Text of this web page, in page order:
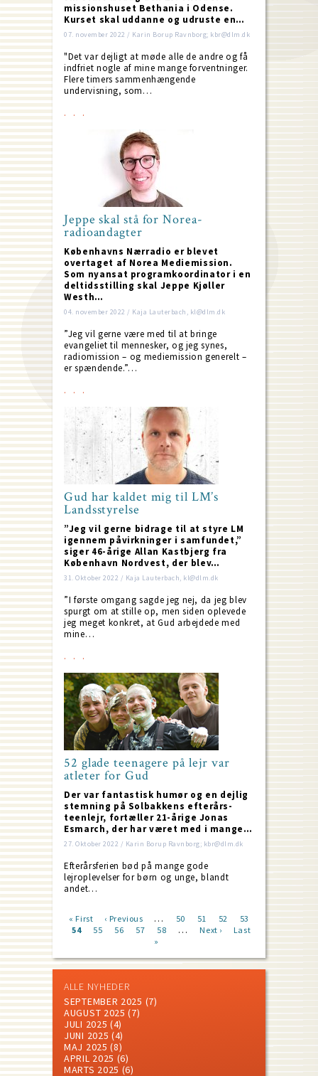
missionshuset Bethania i Odense.
Kurset skal uddanne og udruste en…
07. november 2022 / Karin Borup Ravnborg; kbr@dlm.dk
"Det var dejligt at møde alle de andre og få
indfriet nogle af mine mange forventninger.
Flere timers sammenhængende
undervisning, som…
Jeppe skal stå for Norea-
radioandagter
Københavns Nærradio er blevet
overtaget af Norea Mediemission.
Som nyansat programkoordinator i en
deltidsstilling skal Jeppe Kjøller
Westh…
04. november 2022 / Kaja Lauterbach, kl@dlm.dk
”Jeg vil gerne være med til at bringe
evangeliet til mennesker, og jeg synes,
radiomission – og mediemission generelt –
er spændende.”…
Gud har kaldet mig til LM’s
Landsstyrelse
”Jeg vil gerne bidrage til at styre LM
igennem påvirkninger i samfundet,”
siger 46-årige Allan Kastbjerg fra
København Nordvest, der blev…
31. Oktober 2022 / Kaja Lauterbach, kl@dlm.dk
”I første omgang sagde jeg nej, da jeg blev
spurgt om at stille op, men siden oplevede
jeg meget konkret, at Gud arbejdede med
mine…
52 glade teenagere på lejr var
atleter for Gud
Der var fantastisk humør og en dejlig
stemning på Solbakkens efterårs-
teenlejr, fortæller 21-årige Jonas
Esmarch, der har været med i mange…
27. Oktober 2022 / Karin Borup Ravnborg; kbr@dlm.dk
Efterårsferien bød på mange gode
lejroplevelser for børn og unge, blandt
andet…
Pagination
First
page
« First
Previous
page
‹ Previous … Page
50 Page
51 Page
52 Page
53
Current
54 Page
55 Page
56 Page
57 Page
58 …
Next
Next ›
Last
Last
»
ALLE NYHEDER
SEPTEMBER 2025 (7)
AUGUST 2025 (7)
JULI 2025 (4)
JUNI 2025 (4)
MAJ 2025 (8)
APRIL 2025 (6)
MARTS 2025 (6)